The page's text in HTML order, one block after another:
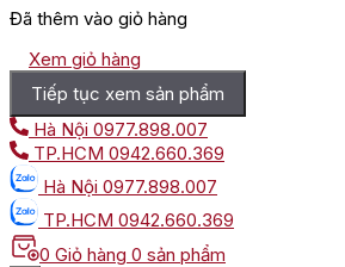
Đã thêm vào giỏ hàng
Xem giỏ hàng
Tiếp tục xem sản phẩm
Hà Nội 0977.898.007
TP.HCM 0942.660.369
Hà Nội 0977.898.007
TP.HCM 0942.660.369
0 Giỏ hàng 0 sản phẩm